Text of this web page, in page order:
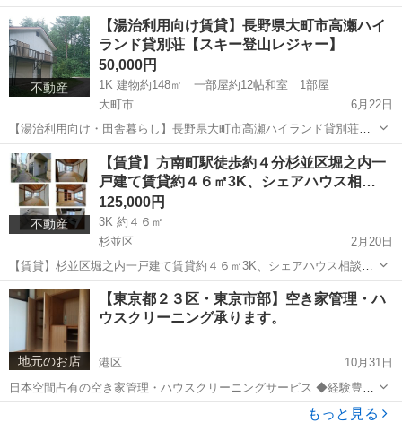
【１週間より貸出】 長野県大町市平高瀬ハイランド 建物約148㎡ ２
階建 募集中！2026年9月 https://youtu.be/Nc22oT...
長野 大町市 その他 別荘
不動産
【湯治利用向け賃貸】長野県大町市高瀬ハイ
ランド貸別荘【スキー登山レジャー】
50,000円
1K 建物約148㎡ 一部屋約12帖和室 1部屋
大町市
6月22日
【湯治利用向け・田舎暮らし】長野県大町市高瀬ハイランド貸別荘
【スキー登山レジャー】 長野県大町市平高瀬ハイランド 建物約148
㎡ ２階建 【秋シーズン】 2026年9月 募集中！ https://yo...
長野 その他 別荘
不動産
【賃貸】方南町駅徒歩約４分杉並区堀之内一
戸建て賃貸約４６㎡3K、シェアハウス相…
125,000円
3K 約４６㎡
杉並区
2月20日
【賃貸】杉並区堀之内一戸建て賃貸約４６㎡3K、シェアハウス相談
【外国人相談】 杉並区堀之内 丸の内線方南町駅徒歩約４分 新宿、都
心(山手線各駅)に行くのも便利 建物約４６㎡ 3K 和室 和室...
東京 杉並区 一戸建て 徒歩
地元のお店
【東京都２３区・東京市部】空き家管理・ハ
ウスクリーニング承ります。
港区
10月31日
日本空間占有の空き家管理・ハウスクリーニングサービス ◆経験豊富
な総合不動産会社だからできるワンストップサービス 敷金精算交渉 ハ
もっと見る